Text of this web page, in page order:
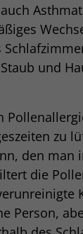
und
zu
den man
die
Person,